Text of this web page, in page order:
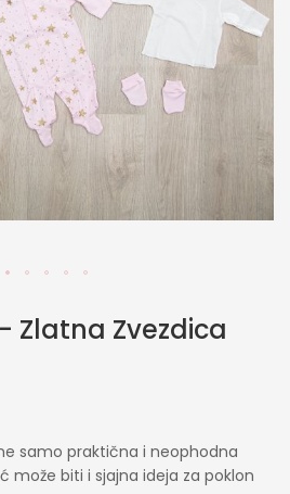
Zlatna Zvezdica
samo praktična i neophodna
može biti i sjajna ideja za poklon